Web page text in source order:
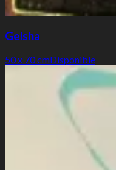
Geisha
50 x 70 cmDisponible